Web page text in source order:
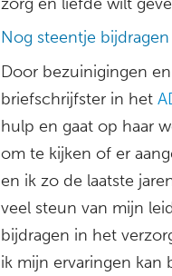
Nog steentje bijdragen
Door bezuinigingen
briefschrijfster in het
hulp en gaat op haar
om te kijken of er
en ik zo de laatste
veel steun van mijn
bijdragen in het
ik mijn ervaringen